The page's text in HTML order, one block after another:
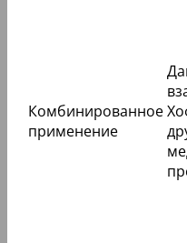
Комбинированное
применение